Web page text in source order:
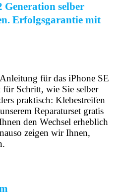
selber
Erfolgsgarantie mit
für das iPhone SE
Schritt, wie Sie selber
praktisch: Klebestreifen
Reparaturset gratis
den Wechsel erheblich
zeigen wir Ihnen,